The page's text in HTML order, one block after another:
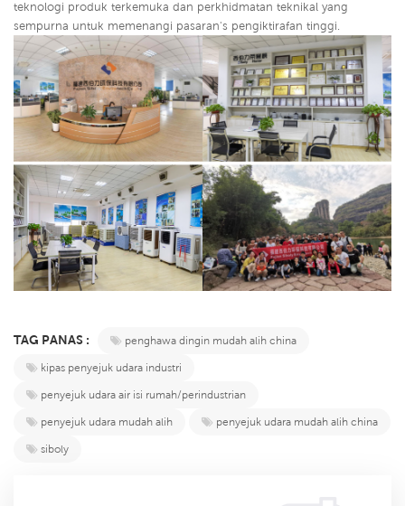
teknologi produk terkemuka dan perkhidmatan teknikal yang
sempurna untuk memenangi pasaran's pengiktirafan tinggi.
TAG PANAS :
penghawa dingin mudah alih china
kipas penyejuk udara industri
penyejuk udara air isi rumah/perindustrian
penyejuk udara mudah alih
penyejuk udara mudah alih china
siboly